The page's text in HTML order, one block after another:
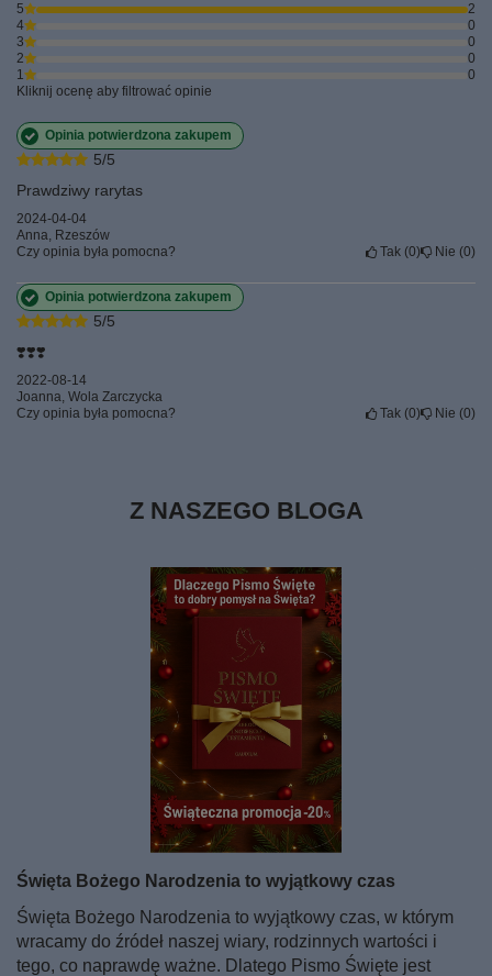
5
2
4
0
3
0
2
0
1
0
Kliknij ocenę aby filtrować opinie
5/5
Opinia potwierdzona zakupem
Prawdziwy rarytas
2024-04-04
Anna, Rzeszów
Czy opinia była pomocna?
Tak 0 Nie 0
5/5
Opinia potwierdzona zakupem
❣️❣️❣️
2022-08-14
Joanna, Wola Zarczycka
Czy opinia była pomocna?
Tak 0 Nie 0
Z NASZEGO BLOGA
Święta Bożego Narodzenia to wyjątkowy czas
Święta Bożego Narodzenia to wyjątkowy czas, w którym
wracamy do źródeł naszej wiary, rodzinnych wartości i
tego, co naprawdę ważne. Dlatego Pismo Święte jest